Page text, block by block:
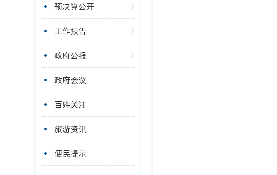
预决算公开
工作报告
政府公报
政府会议
百姓关注
旅游资讯
便民提示